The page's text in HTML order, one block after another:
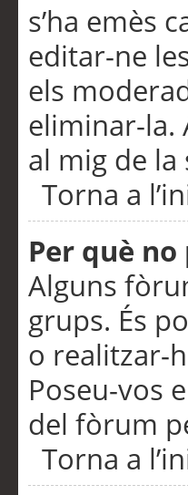
s’ha emès
editar-ne
els
eliminar-la.
al mig de la
Torna a
Per què
Alguns
grups. És
o realitzar-
Poseu-vos
del fòrum
Torna a